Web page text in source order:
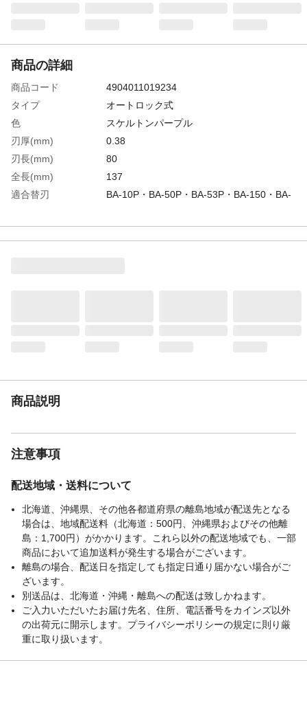
商品の詳細
商品コード
4904011019234
タイプ
オートロック式
色
スケルトンパープル
刃厚(mm)
0.38
刃長(mm)
80
全長(mm)
137
適合替刃
BA-10P・BA-50P・BA-53P・BA-150・BA-
生産国
日本
重さ
16.000G
商品説明
注意事項
配送地域・送料について
北海道、沖縄県、その他各都道府県の離島地域が配送先となる
場合は、地域配送料（北海道：500円、沖縄県およびその他離
島：1,700円）がかかります。これら以外の配送地域でも、一部
商品において追加送料が発生する場合がございます。
離島の場合、配送日を指定しても指定日通り届かない場合がご
ざいます。
別送品は、北海道・沖縄・離島への配送は致しかねます。
ご入力いただいたお届け先名、住所、電話番号をカインズ以外
の出荷元に開示します。プライバシーポリシーの規定に則り厳
重に取り扱います。